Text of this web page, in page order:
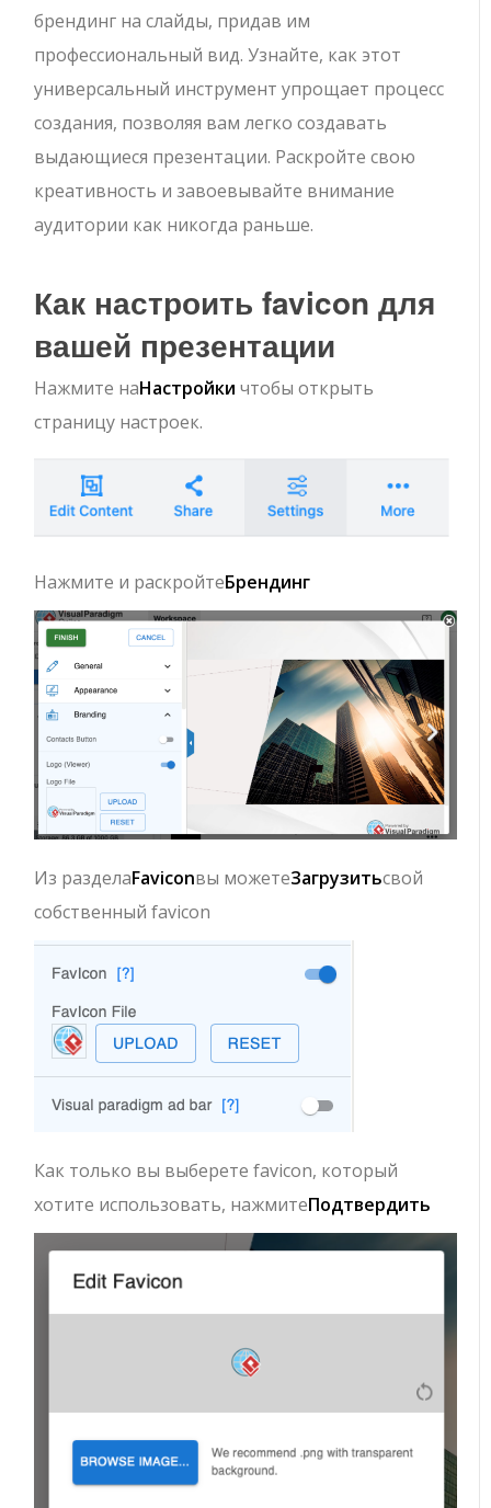
брендинг на слайды, придав им
профессиональный вид. Узнайте, как этот
универсальный инструмент упрощает процесс
создания, позволяя вам легко создавать
выдающиеся презентации. Раскройте свою
креативность и завоевывайте внимание
аудитории как никогда раньше.
Как настроить favicon для
вашей презентации
Нажмите наНастройки чтобы открыть
страницу настроек.
Нажмите и раскройтеБрендинг
Из разделаFaviconвы можетеЗагрузитьсвой
собственный favicon
Как только вы выберете favicon, который
хотите использовать, нажмитеПодтвердить